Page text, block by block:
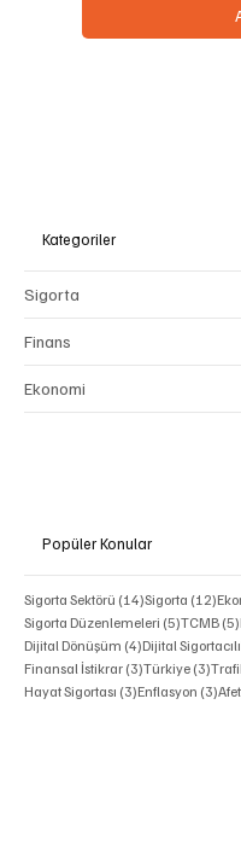
Kategoriler
Sigorta
Finans
Ekonomi
Popüler Konular
Sigorta Sektörü (14)14 yazı
Sigorta (12)12
Sigorta Düzenlemeleri (5)5 yazı
TCMB (5)
Dijital Dönüşüm (4)4 yazı
Dijital
Finansal İstikrar (3)3 yazı
Türkiye (3)3
Hayat Sigortası (3)3 yazı
Enflasyon (3)3